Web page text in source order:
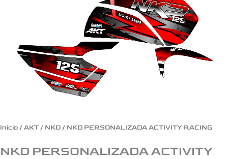
Inicio / AKT / NKD / NKD PERSONALIZADA ACTIVITY RACING
NKD PERSONALIZADA ACTIVITY
cantidad